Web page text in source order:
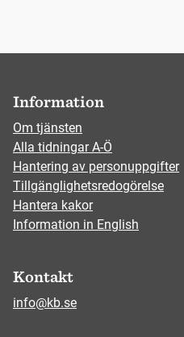
Information
Om tjänsten
Alla tidningar A-Ö
Hantering av personuppgifter
Tillgänglighetsredogörelse
Hantera kakor
Information in English
Kontakt
info@kb.se